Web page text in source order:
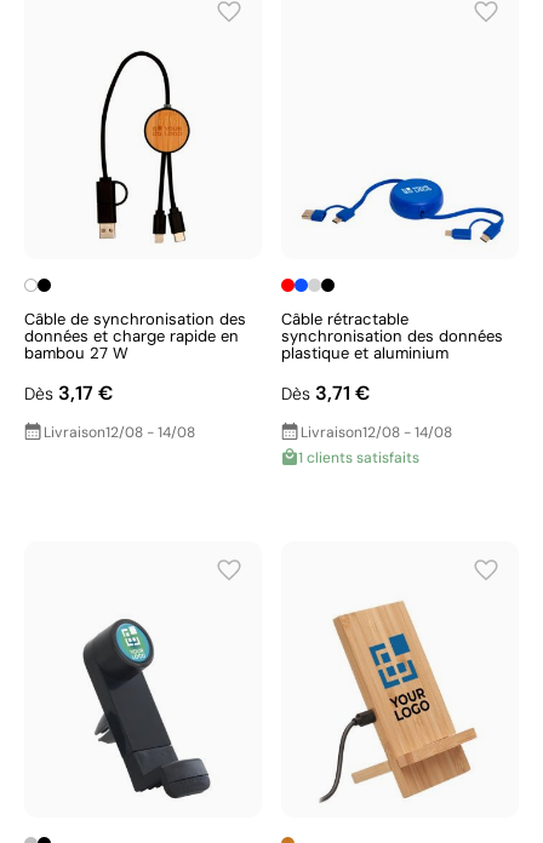
Câble de synchronisation des
données et charge rapide en
bambou 27 W
Dès 3,17 €
Livraison12/08 - 14/08
Câble rétractable
synchronisation des données
plastique et aluminium
Dès 3,71 €
Livraison12/08 - 14/08
1 clients satisfaits